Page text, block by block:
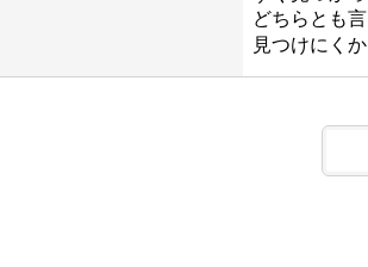
どちらとも
見つけにく